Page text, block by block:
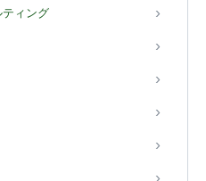
ィング